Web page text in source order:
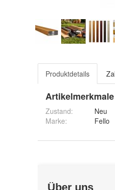
Produktdetails
Artikelmerkmale
Zustand:
Neu
Marke:
Fello